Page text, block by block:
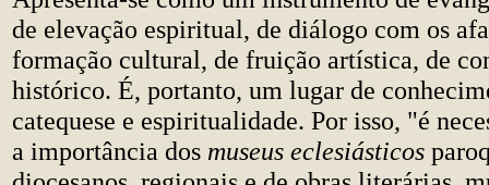
de elevação espiritual, de diálogo com os
formação cultural, de fruição artística, de
histórico. É, portanto, um lugar de
catequese e espiritualidade. Por isso, "é
a importância dos museus eclesiásticos